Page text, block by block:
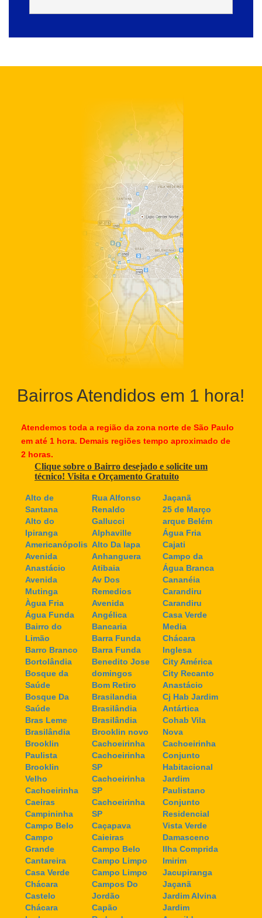
Bairros Atendidos em 1 hora!
Atendemos toda a região da zona norte de São Paulo
em até 1 hora. Demais regiões tempo aproximado de
2 horas.
Clique sobre o Bairro desejado e solicite um
técnico! Visita e Orçamento Gratuito
Alto de
Santana
Alto do
Ipiranga
Americanópolis
Avenida
Anastácio
Avenida
Mutinga
Àgua Fria
Água Funda
Bairro do
Limão
Barro Branco
Bortolândia
Bosque da
Saúde
Bosque Da
Saúde
Bras Leme
Brasilândia
Brooklin
Paulista
Brooklin
Velho
Cachoeirinha
Caeiras
Campininha
Campo Belo
Campo
Grande
Cantareira
Casa Verde
Chácara
Castelo
Chácara
Rua Alfonso
Renaldo
Gallucci
Alphaville
Alto Da lapa
Anhanguera
Atibaia
Av Dos
Remedios
Avenida
Angélica
Bancaria
Barra Funda
Barra Funda
Benedito Jose
domingos
Bom Retiro
Brasilandia
Brasilândia
Brasilândia
Brooklin novo
Cachoeirinha
Cachoeirinha
SP
Cachoeirinha
SP
Cachoeirinha
SP
Caçapava
Caieiras
Campo Belo
Campo Limpo
Campo Limpo
Campos Do
Jordão
Capão
Jaçanã
25 de Março
arque Belém
Água Fria
Cajati
Campo da
Água Branca
Cananéia
Carandiru
Carandiru
Casa Verde
Media
Chácara
Inglesa
City América
City Recanto
Anastácio
Cj Hab Jardim
Antártica
Cohab Vila
Nova
Cachoeirinha
Conjunto
Habitacional
Jardim
Paulistano
Conjunto
Residencial
Vista Verde
Damasceno
Ilha Comprida
Imirim
Jacupiranga
Jaçanã
Jardim Alvina
Jardim